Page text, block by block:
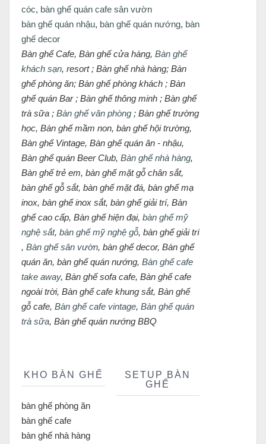
cóc, bàn ghế quán cafe sân vườn
bàn ghế quán nhậu, bàn ghế quán nướng, bàn
ghế decor
Bàn ghế Cafe, Bàn ghế cửa hàng, Bàn ghế
khách sạn, resort ; Bàn ghế nhà hàng; Bàn
ghế phòng ăn; Bàn ghế phòng khách ; Bàn
ghế quán Bar ; Bàn ghế thông minh ; Bàn ghế
trà sữa ; Bàn ghế văn phòng ; Bàn ghế trường
học, Bàn ghế mầm non, bàn ghế hội trường,
Bàn ghế Vintage, Bàn ghế quán ăn - nhậu,
Bàn ghế quán Beer Club, Bàn ghế nhà hàng,
Bàn ghế trẻ em, bàn ghế mặt gỗ chân sắt,
bàn ghế gỗ sắt, bàn ghế mặt đá, bàn ghế mạ
inox, bàn ghế inox sắt, bàn ghế giải trí, Bàn
ghế cao cấp, Bàn ghế hiện đại, bàn ghế mỹ
nghệ sắt, bàn ghế mỹ nghệ gỗ, bàn ghế giải trí
, Bàn ghế sân vườn, bàn ghế decor, Bàn ghế
quán ăn, bàn ghế quán nướng, Bàn ghế cafe
take away, Bàn ghế sofa cafe, Bàn ghế cafe
ngoài trời, Bàn ghế cafe khung sắt, Bàn ghế
gỗ cafe, Bàn ghế cafe vintage, Bàn ghế quán
trà sữa, Bàn ghế quán nướng BBQ
KHO BÀN GHẾ
bàn ghế phòng ăn
bàn ghế cafe
bàn ghế nhà hàng
SETUP BÀN
GHẾ